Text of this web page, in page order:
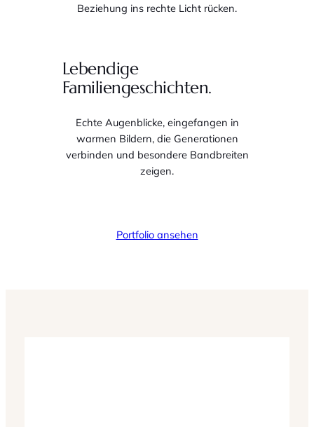
Beziehung ins rechte Licht rücken.
Lebendige
Familiengeschichten.
Echte Augenblicke, eingefangen in
warmen Bildern, die Generationen
verbinden und besondere Bandbreiten
zeigen.
Portfolio ansehen